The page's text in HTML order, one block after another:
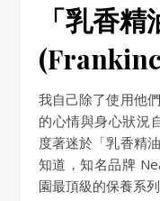
「乳香精
我自己除了使用他
的心情與身心狀況
度著迷於「乳香精
知道，知名品牌
園最頂級的保養系